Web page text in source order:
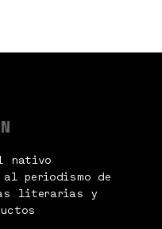
nativo
al periodismo de
literarias y